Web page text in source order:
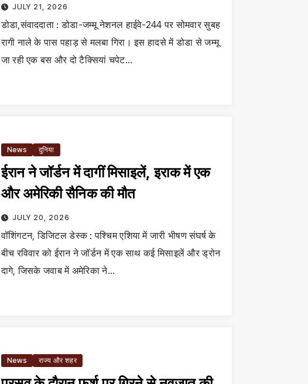
JULY 21, 2026
डोडा,संवाददाता : डोडा-जम्मू नेशनल हाईवे-244 पर सोमवार सुबह
रागी नाले के पास पहाड़ से मलबा गिरा। इस हादसे में डोडा से जम्मू
जा रही एक बस और दो टैक्सियां चपेट…
News दुनिया
ईरान ने जॉर्डन में दागीं मिसाइलें, इराक में एक
और अमेरिकी सैनिक की मौत
JULY 20, 2026
वॉशिंगटन, डिजिटल डेस्क : पश्चिम एशिया में जारी भीषण संघर्ष के
बीच रविवार को ईरान ने जॉर्डन में एक साथ कई मिसाइलें और ड्रोन
दागे, जिसके जवाब में अमेरिका ने…
News राज्य और शहर